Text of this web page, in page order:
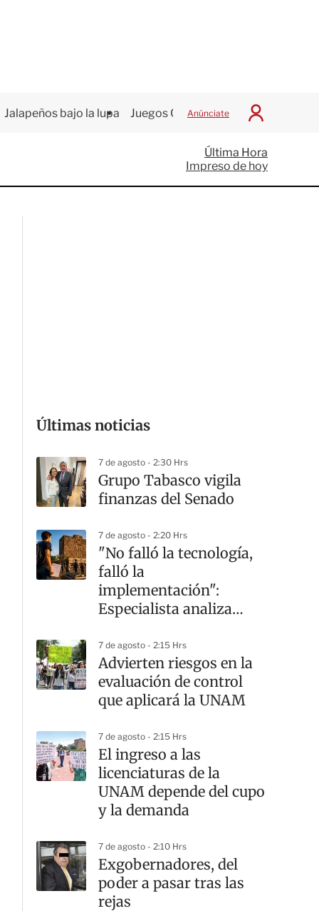
Jalapeños bajo la lupa Juegos Centroamericanos
Anúnciate
I
c
i
a
Última Hora
Impreso de hoy
Últimas noticias
7 de agosto - 2:30 Hrs
Grupo Tabasco vigila
finanzas del Senado
7 de agosto - 2:20 Hrs
"No falló la tecnología,
falló la
implementación":
Especialista analiza
7 de agosto - 2:15 Hrs
Advierten riesgos en la
evaluación de control
que aplicará la UNAM
7 de agosto - 2:15 Hrs
El ingreso a las
licenciaturas de la
UNAM depende del cupo
y la demanda
7 de agosto - 2:10 Hrs
Exgobernadores, del
poder a pasar tras las
rejas